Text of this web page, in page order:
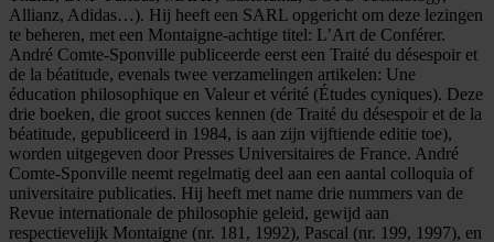
Allianz, Adidas…). Hij heeft een SARL opgericht om deze lezingen
te beheren, met een Montaigne-achtige titel: L’Art de Conférer.
André Comte-Sponville publiceerde eerst een Traité du désespoir et
de la béatitude, evenals twee verzamelingen artikelen: Une
éducation philosophique en Valeur et vérité (Études cyniques). Deze
drie boeken, die groot succes kennen (de Traité du désespoir et de la
béatitude, gepubliceerd in 1984, is aan zijn vijftiende editie toe),
worden uitgegeven door Presses Universitaires de France. André
Comte-Sponville neemt regelmatig deel aan een aantal colloquia of
universitaire publicaties. Hij heeft met name drie nummers van de
Revue internationale de philosophie geleid, gewijd aan
respectievelijk Montaigne (nr. 181, 1992), Pascal (nr. 199, 1997), en